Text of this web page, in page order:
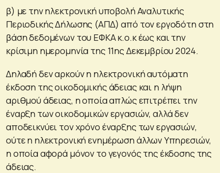
β) με την ηλεκτρονική υποβολή Αναλυτικής
Περιοδικής Δήλωσης (ΑΠΔ) από τον εργοδότη στη
βάση δεδομένων του ΕΦΚΑ κ.ο.κ έως και την
κρίσιμη ημερομηνία της 11ης Δεκεμβρίου 2024.
Δηλαδή δεν αρκούν η ηλεκτρονική αυτόματη
έκδοση της οικοδομικής άδειας και η λήψη
αριθμού άδειας, η οποία απλώς επιτρέπει την
έναρξη των οικοδομικών εργασιών, αλλά δεν
αποδεικνύει τον χρόνο έναρξης των εργασιών,
ούτε η ηλεκτρονική ενημέρωση άλλων Υπηρεσιών,
η οποία αφορά μόνον το γεγονός της έκδοσης της
άδειας.